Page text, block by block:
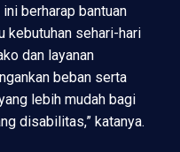
berharap bantuan
kebutuhan sehari-hari
dan layanan
beban serta
lebih mudah bagi
disabilitas,” katanya.